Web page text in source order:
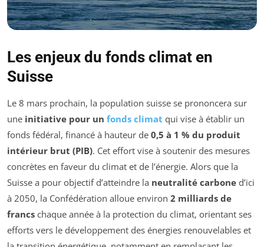
Les enjeux du fonds climat en
Suisse
Le 8 mars prochain, la population suisse se prononcera sur
une initiative pour un fonds climat qui vise à établir un
fonds fédéral, financé à hauteur de 0,5 à 1 % du produit
intérieur brut (PIB). Cet effort vise à soutenir des mesures
concrètes en faveur du climat et de l’énergie. Alors que la
Suisse a pour objectif d’atteindre la neutralité carbone d’ici
à 2050, la Confédération alloue environ 2 milliards de
francs chaque année à la protection du climat, orientant ses
efforts vers le développement des énergies renouvelables et